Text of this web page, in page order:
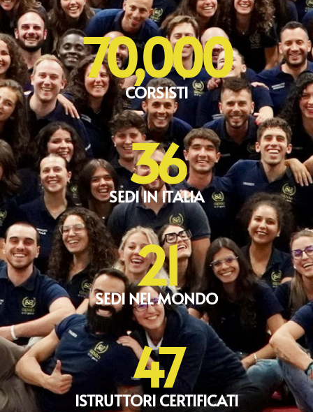
CORSISTI
70,000
SEDI IN ITALIA
36
SEDI NEL MONDO
21
ISTRUTTORI CERTIFICATI
47